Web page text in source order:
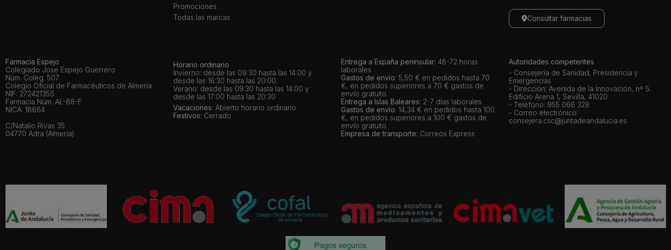
Promociones
Todas las marcas
Consultar farmacias
Farmacia Espejo
Colegiado Jose Espejo Guerrero
Núm. Coleg. 507
Colegio Oficial de Farmacéuticos de Almería
NIF: 27242135S
Farmacia Núm. AL-88-F
NICA: 18864
C/Natalio Rivas 35
04770 Adra (Almería)
Horario ordinario
Invierno: desde las 09:30 hasta las 14:00 y
desde las 16:30 hasta las 20:00
Verano: desde las 09:30 hasta las 14:00 y
desde las 17:00 hasta las 20:30
Vacaciones: Abierto horario ordinario
Festivos: Cerrado
Entrega a España peninsular: 48-72 horas
laborales
Gastos de envío: 5,50 € en pedidos hasta 70
€, en pedidos superiores a 70 € gastos de
envío gratuito
Entrega a Islas Baleares: 2-7 días laborales
Gastos de envío: 14,34 € en pedidos hasta 100
€, en pedidos superiores a 100 € gastos de
envío gratuito
Empresa de transporte: Correos Express
Autoridades competentes
- Consejería de Sanidad, Presidencia y
Emergencias
- Dirección: Avenida de la Innovación, nº 5.
Edificio Arena 1, Sevilla, 41020
- Teléfono: 955 066 328
- Correo electrónico:
consejera.csc@juntadeandalucia.es